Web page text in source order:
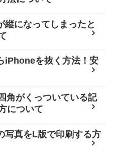
になってしまったと
iPhoneを抜く方法！安
がくっついている記
について
真をL版で印刷する方